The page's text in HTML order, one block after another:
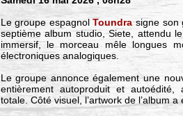
Le groupe espagnolToundrasigne son
septième album studio, Siete, attendu
immersif, le morceau mêle longues
électroniques analogiques.
Le groupe annonce également une
entièrement autoproduit et autoédité,
totale. Côté visuel, l’artwork de l’album